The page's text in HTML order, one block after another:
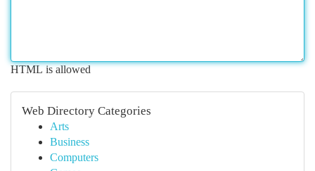
HTML is allowed
Web Directory Categories
Arts
Business
Computers